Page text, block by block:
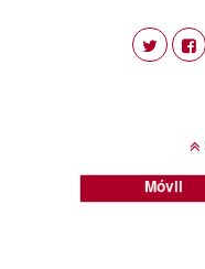
Móvil